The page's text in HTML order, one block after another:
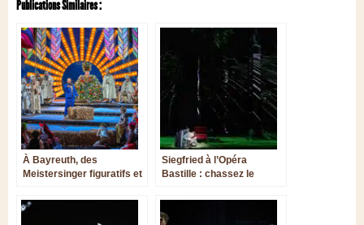
Publications Similaires :
À Bayreuth, des
Meistersinger figuratifs et
Siegfried à l’Opéra
Bastille : chassez le